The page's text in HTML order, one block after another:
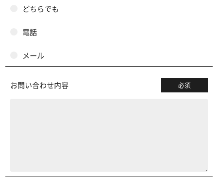
どちらでも
電話
メール
お問い合わせ内容 必須